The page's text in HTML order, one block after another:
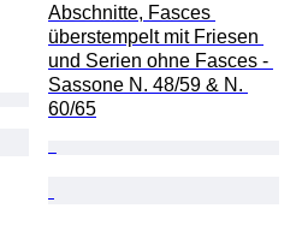
Abschnitte, Fasces
überstempelt mit Friesen
und Serien ohne Fasces -
Sassone N. 48/59 & N.
60/65